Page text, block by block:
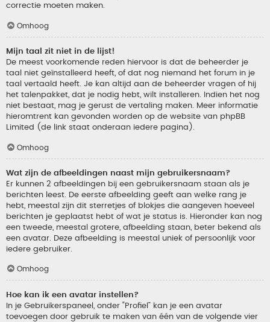
correctie moeten maken.
Omhoog
Mijn taal zit niet in de lijst!
De meest voorkomende reden hiervoor is dat de beheerder je
taal niet geïnstalleerd heeft, of dat nog niemand het forum in je
taal vertaald heeft. Je kan altijd aan de beheerder vragen of hij
het talenpakket, dat je nodig hebt, wilt installeren. Indien het nog
niet bestaat, mag je gerust de vertaling maken. Meer informatie
hieromtrent kan gevonden worden op de website van phpBB
Limited (de link staat onderaan iedere pagina).
Omhoog
Wat zijn de afbeeldingen naast mijn gebruikersnaam?
Er kunnen 2 afbeeldingen bij een gebruikersnaam staan als je
berichten leest. De eerste afbeelding geeft aan welke rang je
hebt, meestal zijn dit sterretjes of blokjes die aangeven hoeveel
berichten je geplaatst hebt of wat je status is. Hieronder kan nog
een tweede, meestal grotere, afbeelding staan, beter bekend als
een avatar. Deze afbeelding is meestal uniek of persoonlijk voor
iedere gebruiker.
Omhoog
Hoe kan ik een avatar instellen?
In je Gebruikerspaneel, onder “Profiel” kan je een avatar
toevoegen door gebruik te maken van één van de volgende vier